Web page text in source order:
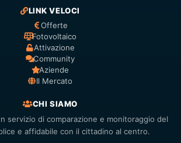
LINK VELOCI
Offerte
Fotovoltaico
Attivazione
Community
Aziende
Il Mercato
CHI SIAMO
servizio di comparazione e monitoraggio del
e affidabile con il cittadino al centro.